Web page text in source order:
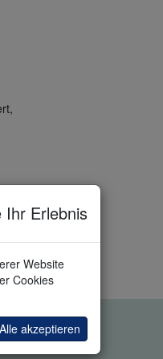
Ihr Erlebnis
Website
Cookies
Alle akzeptieren